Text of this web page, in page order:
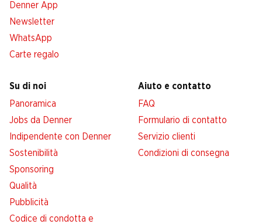
Denner App
Newsletter
WhatsApp
Carte regalo
Su di noi
Panoramica
Jobs da Denner
Indipendente con Denner
Sostenibilità
Sponsoring
Qualità
Pubblicità
Codice di condotta e
Aiuto e contatto
FAQ
Formulario di contatto
Servizio clienti
Condizioni di consegna